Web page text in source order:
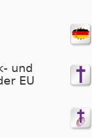
und
EU